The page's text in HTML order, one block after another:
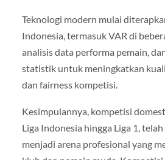
Teknologi modern mulai
Indonesia, termasuk VAR di
analisis data performa pemain,
statistik untuk meningkatkan
dan fairness kompetisi.
Kesimpulannya, kompetisi
Liga Indonesia hingga Liga 1,
menjadi arena profesional yang